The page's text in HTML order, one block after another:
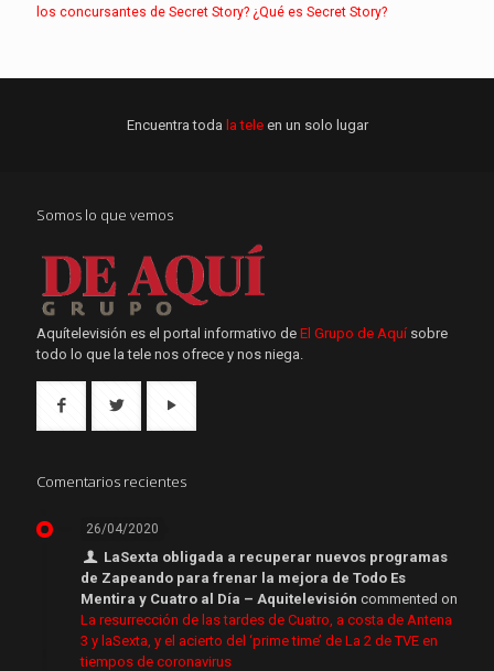
los concursantes de Secret Story? ¿Qué es Secret Story?
Encuentra toda la tele en un solo lugar
Somos lo que vemos
Aquítelevisión es el portal informativo de El Grupo de Aquí sobre
todo lo que la tele nos ofrece y nos niega.
Comentarios recientes
26/04/2020
LaSexta obligada a recuperar nuevos programas
de Zapeando para frenar la mejora de Todo Es
Mentira y Cuatro al Día – Aquitelevisión commented on
La resurrección de las tardes de Cuatro, a costa de Antena
3 y laSexta, y el acierto del ‘prime time’ de La 2 de TVE en
tiempos de coronavirus